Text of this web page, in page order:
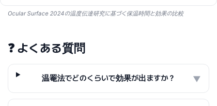
Ocular Surface 2024の温度伝達研究に基づく保温時間と効果の比較
❓ よくある質問
温罨法でどのくらいで効果が出ますか？ ▼